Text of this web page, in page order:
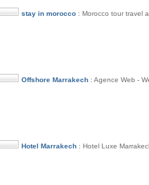
stay in morocco: Morocco tour travel
Offshore Marrakech: Agence Web -
Hotel Marrakech: Hotel Luxe